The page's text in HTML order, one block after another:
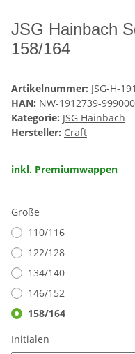
JSG Hainbach
158/164
Artikelnummer: JSG-H-
HAN: NW-1912739-
Kategorie: JSG Hainbach
Hersteller: Craft
inkl. Premiumwappen
Größe
110/116
122/128
134/140
146/152
158/164
Initialen